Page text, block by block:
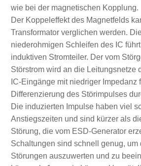
wie bei der magnetischen Kopplung.
Der Koppeleffekt des Magnetfelds
Transformator verglichen werden.
niederohmigen Schleifen des IC
induktiven Stromteiler. Der vom
Störstrom wird an die Leitungsnetze
IC-Eingänge mit niedriger Impedanz
Differenzierung des Störimpulses
Die induzierten Impulse haben viel
Anstiegszeiten und sind kürzer als
Störung, die vom ESD-Generator
Schaltungen sind schnell genug, um
Störungen auszuwerten und zu